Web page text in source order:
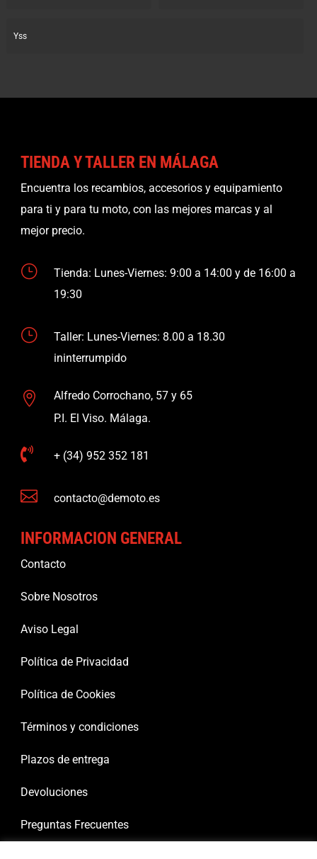
Yss
TIENDA Y TALLER EN MÁLAGA
Encuentra los recambios, accesorios y equipamiento
para ti y para tu moto, con las mejores marcas y al
mejor precio.
}
Tienda: Lunes-Viernes: 9:00 a 14:00 y de 16:00 a
19:30
}
Taller: Lunes-Viernes: 8.00 a 18.30
ininterrumpido

Alfredo Corrochano, 57 y 65
P.I. El Viso. Málaga.
 + (34) 952 352 181
 contacto@demoto.es
INFORMACION GENERAL
Contacto
Sobre Nosotros
Aviso Legal
Política de Privacidad
Política de Cookies
Términos y condiciones
Plazos de entrega
Devoluciones
Preguntas Frecuentes